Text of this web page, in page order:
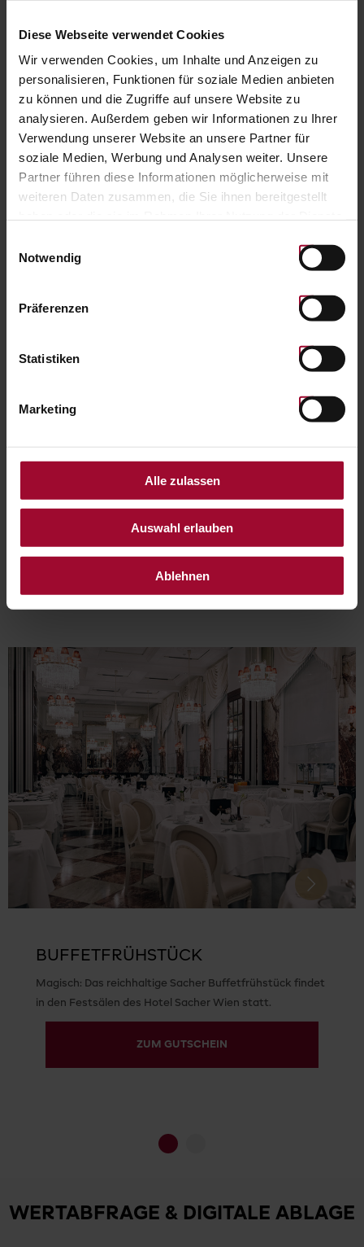
Diese Webseite verwendet Cookies
Wir verwenden Cookies, um Inhalte und Anzeigen zu
personalisieren, Funktionen für soziale Medien anbieten
zu können und die Zugriffe auf unsere Website zu
analysieren. Außerdem geben wir Informationen zu Ihrer
Verwendung unserer Website an unsere Partner für
soziale Medien, Werbung und Analysen weiter. Unsere
Partner führen diese Informationen möglicherweise mit
weiteren Daten zusammen, die Sie ihnen bereitgestellt
unsererDatenschutzerklärung
Notwendig
Präferenzen
Statistiken
Marketing
Alle zulassen
Auswahl erlauben
Ablehnen
Anzahl: KAUFEN
ZUR STARTSEITE
WEITERE EMPFEHLUNGEN:
BUFFETFRÜHSTÜCK
Magisch: Das reichhaltige Sacher Buffetfrühstück findet
in den Festsälen des Hotel Sacher Wien statt.
ZUM GUTSCHEIN
Next
WERTABFRAGE & DIGITALE ABLAGE